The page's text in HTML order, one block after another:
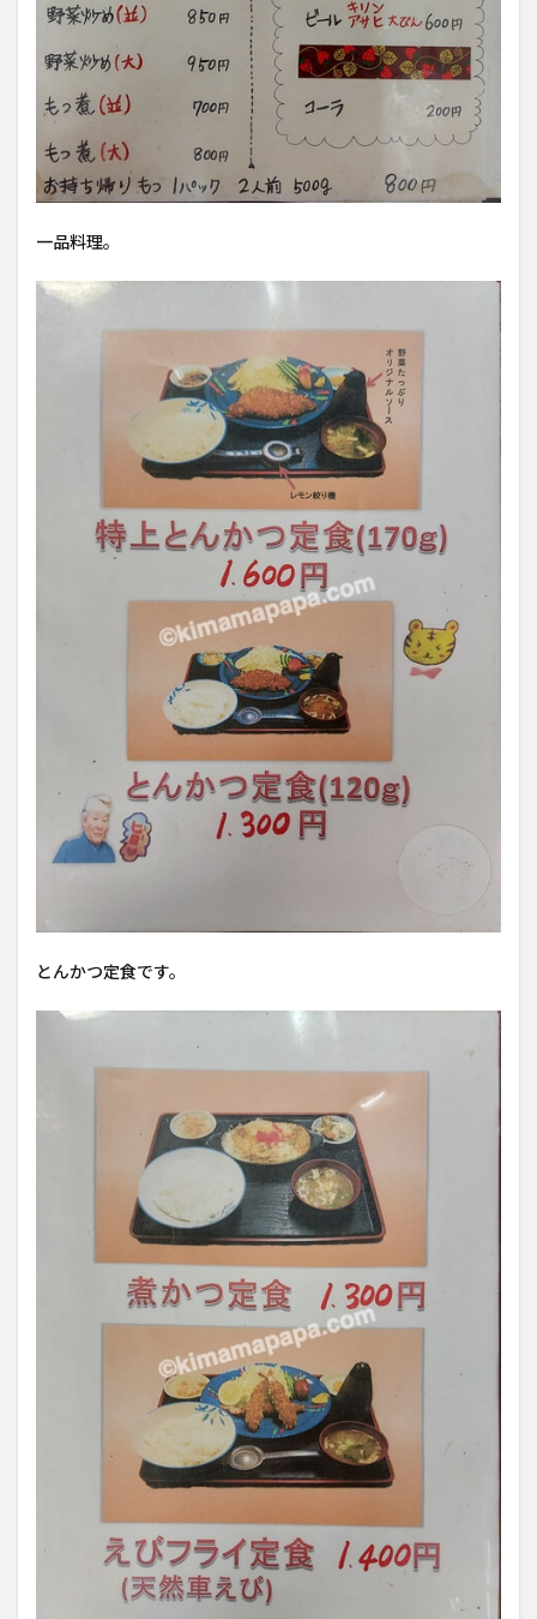
一品料理。
とんかつ定食です。